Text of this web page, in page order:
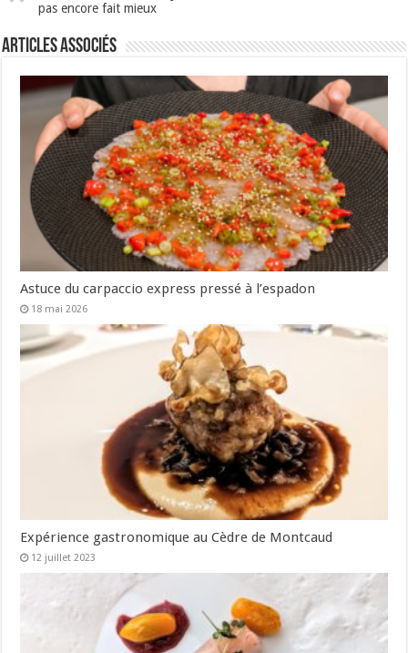
pas encore fait mieux
Articles associés
Astuce du carpaccio express pressé à l’espadon
18 mai 2026
Expérience gastronomique au Cèdre de Montcaud
12 juillet 2023